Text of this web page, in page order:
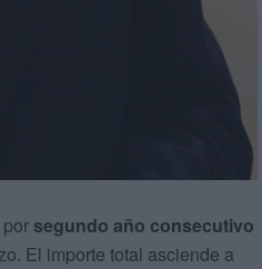
segundo año consecutivo
El importe total asciende a